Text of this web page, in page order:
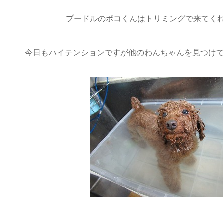
プードルのポコくんはトリミングで来てく
今日もハイテンションですが他のわんちゃんを見つけ